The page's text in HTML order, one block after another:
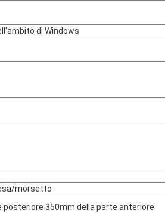
di Windows
morsetto
posteriore 350mm della parte anteriore